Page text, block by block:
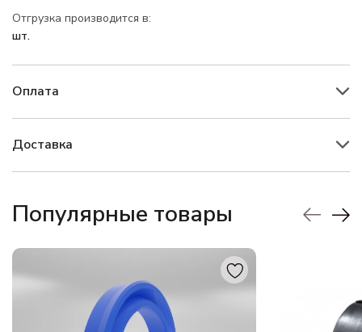
Отгрузка производится в:
шт.
Оплата
Доставка
Популярные товары